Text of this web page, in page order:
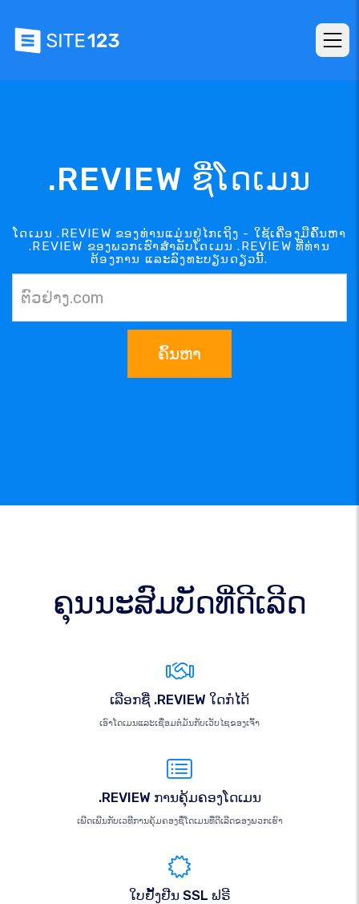
.REVIEW ຊື່ໂດເມນ
ໂດເມນ .REVIEW ຂອງທ່ານແມ່ນຢູ່ໄກເຖິງ - ໃຊ້ເຄື່ອງມືຄົ້ນຫາ
.REVIEW ຂອງພວກເຮົາສຳລັບໂດເມນ .REVIEW ທີ່ທ່ານ
ຕ້ອງການ ແລະລົງທະບຽນດຽວນີ້.
ຄົ້ນຫາ
ຄຸນນະສົມບັດທີ່ດີເລີດ
ເລືອກຊື່ .REVIEW ໃດກໍໄດ້
ເອົາໂດເມນແລະເຊື່ອມຕໍ່ມັນກັບເວັບໄຊຂອງເຈົ້າ
.REVIEW ການຄຸ້ມຄອງໂດເມນ
ເພີດເພີນກັບເວທີການຄຸ້ມຄອງຊື່ໂດເມນທີ່ດີເລີດຂອງພວກເຮົາ
ໃບຢັ້ງຢືນ SSL ຟຣີ